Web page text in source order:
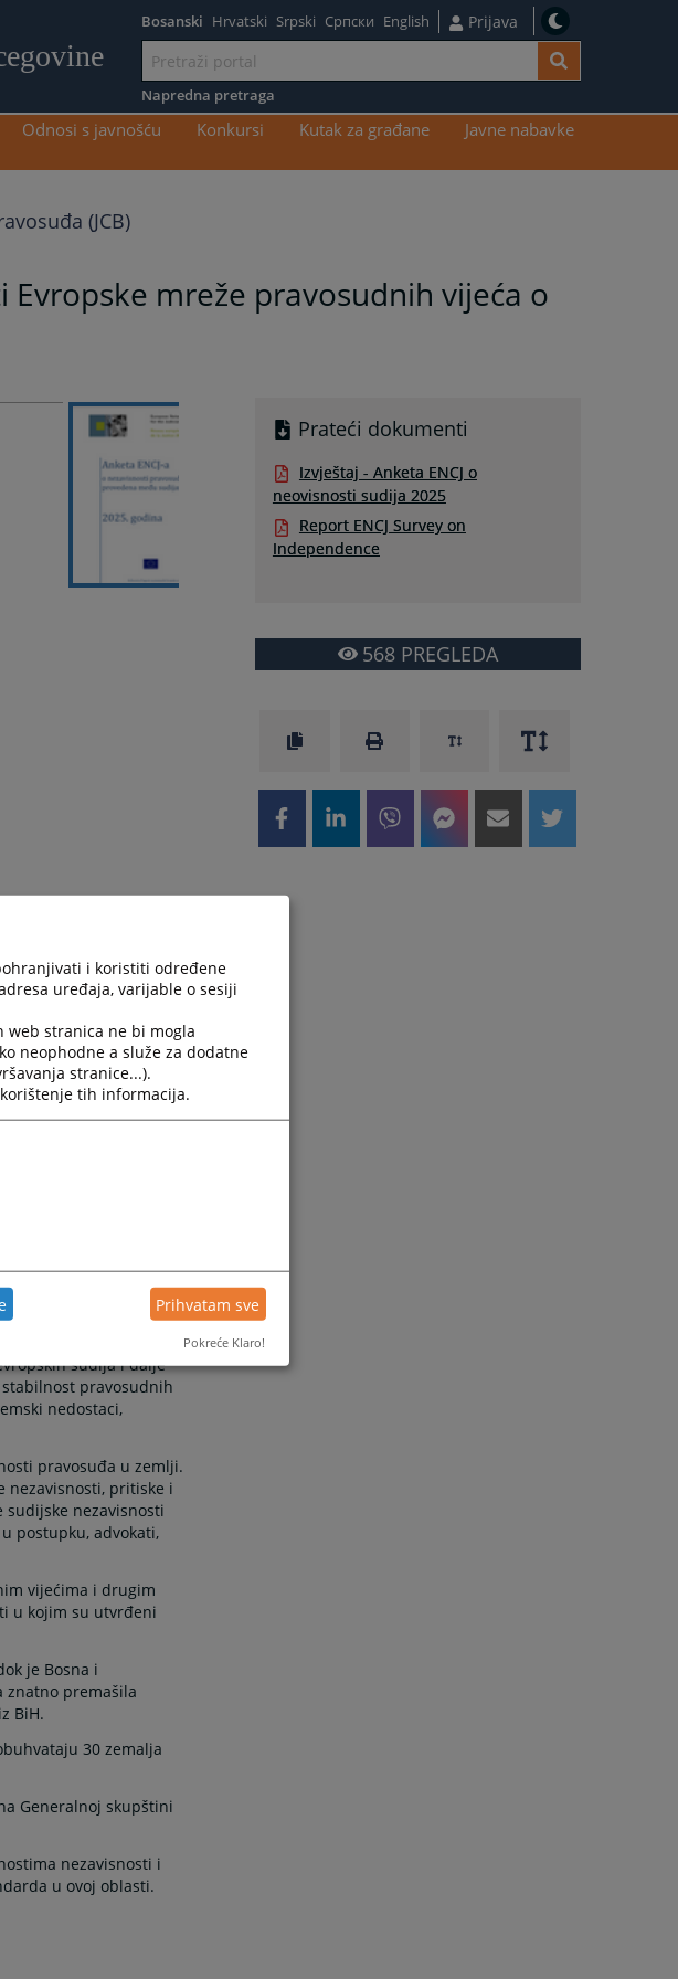
sadržaj
Bosanski Hrvatski Srpski Српски English Prijava
Napredna pretraga
Odnosi s javnošću Konkursi Kutak za građane
Javne nabavke
(JCB)
mreže pravosudnih vijeća o
pravosuđa,
sudija i dalje
pravosudnih
nedostaci,
pravosuđa u zemlji.
nezavisnosti, pritiske i
nezavisnosti
postupku, advokati,
vijećima i drugim
u kojim su utvrđeni
je Bosna i
znatno premašila
BiH.
30 zemalja
Generalnoj skupštini
nezavisnosti i
u ovoj oblasti.
Prateći dokumenti
Izvještaj - Anketa ENCJ o
neovisnosti sudija 2025
Report ENCJ Survey on
Independence
568PREGLEDA
i koristiti određene
uređaja, varijable o sesiji
web stranica ne bi mogla
neophodne a služe za dodatne
stranice...).
tih informacija.
Prihvatam sve
Pokreće Klaro!